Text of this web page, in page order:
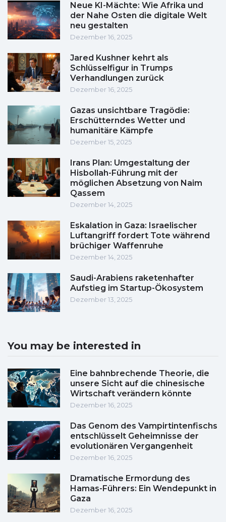
Neue KI-Mächte: Wie Afrika und
der Nahe Osten die digitale Welt
neu gestalten
Dezember 16, 2025
Jared Kushner kehrt als
Schlüsselfigur in Trumps
Verhandlungen zurück
Dezember 16, 2025
Gazas unsichtbare Tragödie:
Erschütterndes Wetter und
humanitäre Kämpfe
Dezember 15, 2025
Irans Plan: Umgestaltung der
Hisbollah-Führung mit der
möglichen Absetzung von Naim
Qassem
Dezember 14, 2025
Eskalation in Gaza: Israelischer
Luftangriff fordert Tote während
brüchiger Waffenruhe
Dezember 14, 2025
Saudi-Arabiens raketenhafter
Aufstieg im Startup-Ökosystem
Dezember 13, 2025
You may be interested in
Eine bahnbrechende Theorie, die
unsere Sicht auf die chinesische
Wirtschaft verändern könnte
Dezember 16, 2025
Das Genom des Vampirtintenfischs
entschlüsselt Geheimnisse der
evolutionären Vergangenheit
Dezember 16, 2025
Dramatische Ermordung des
Hamas-Führers: Ein Wendepunkt in
Gaza
Dezember 16, 2025